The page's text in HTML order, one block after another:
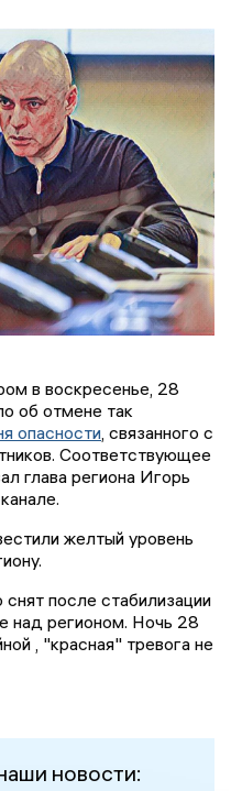
в воскресенье, 28
об отмене так
опасности, связанного с
Соответствующее
глава региона Игорь
желтый уровень
после стабилизации
над регионом. Ночь 28
, "красная" тревога не
новости: